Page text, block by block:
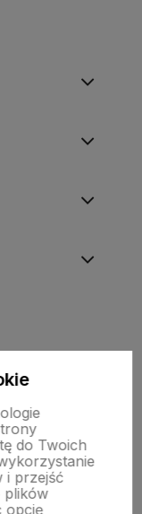
do Twoich
i przejść
plików
opcję